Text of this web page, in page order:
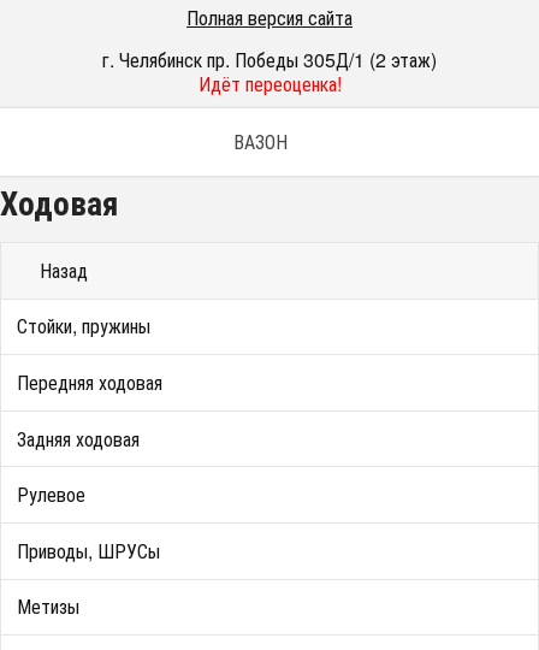
Полная версия сайта
г. Челябинск пр. Победы 305Д/1 (2 этаж)
Идёт переоценка!
ВАЗОН
Ходовая
Назад
Стойки, пружины
Передняя ходовая
Задняя ходовая
Рулевое
Приводы, ШРУСы
Метизы